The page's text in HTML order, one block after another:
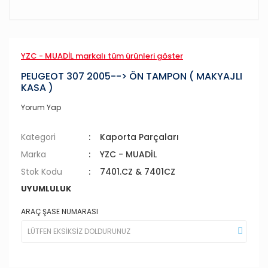
YZC - MUADİL markalı tüm ürünleri göster
PEUGEOT 307 2005--> ÖN TAMPON ( MAKYAJLI
KASA )
Yorum Yap
Kategori
Kaporta Parçaları
Marka
YZC - MUADİL
Stok Kodu
7401.CZ & 7401CZ
UYUMLULUK
ARAÇ ŞASE NUMARASI